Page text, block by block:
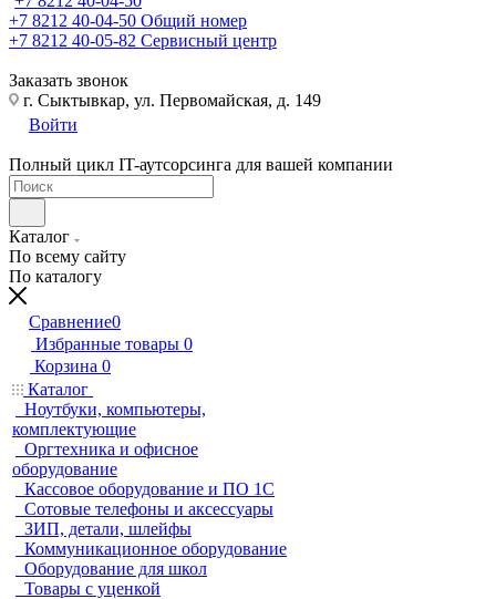
+7 8212 40-04-50 Общий номер
+7 8212 40-05-82 Сервисный центр
Заказать звонок
г. Сыктывкар, ул. Первомайская, д. 149
Войти
Полный цикл IT-аутсорсинга для вашей компании
Каталог
По всему сайту
По каталогу
Сравнение0
Избранные товары 0
Корзина 0
Каталог
Ноутбуки, компьютеры,
комплектующие
Оргтехника и офисное
оборудование
Кассовое оборудование и ПО 1С
Сотовые телефоны и аксессуары
ЗИП, детали, шлейфы
Коммуникационное оборудование
Оборудование для школ
Товары с уценкой